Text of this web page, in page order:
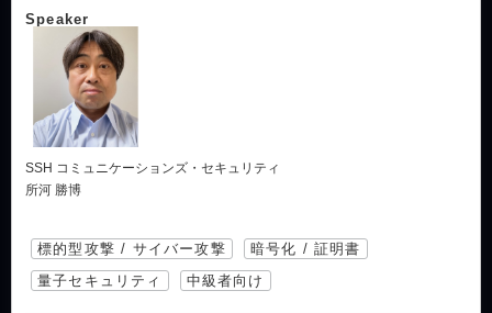
Speaker
SSH コミュニケーションズ・セキュリティ
所河 勝博
標的型攻撃 / サイバー攻撃
暗号化 / 証明書
量子セキュリティ
中級者向け